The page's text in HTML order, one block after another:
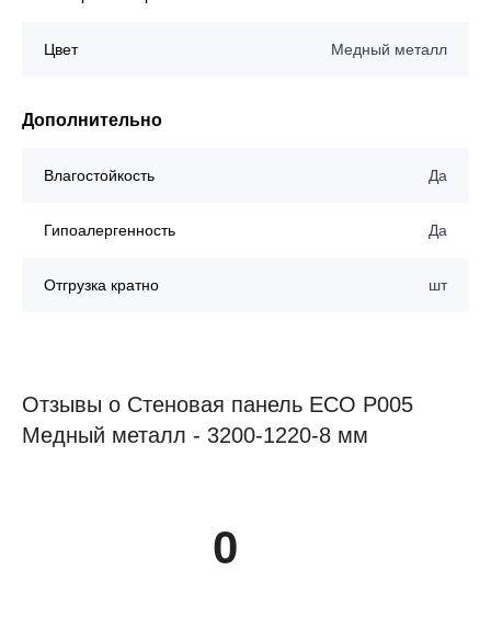
Цвет Медный металл
Дополнительно
Влагостойкость Да
Гипоалергенность Да
Отгрузка кратно шт
Отзывы о Стеновая панель ECO P005
Медный металл - 3200-1220-8 мм
0